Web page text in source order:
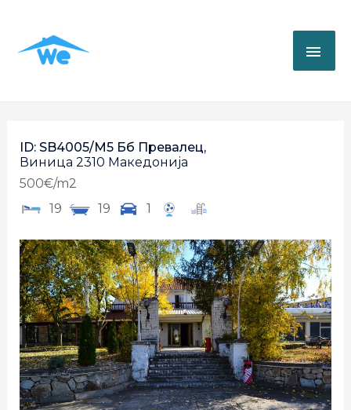
ID: SB4005/M5 Бб Превалец,
Виница 2310 Македонија
500€/m2
19
19 1